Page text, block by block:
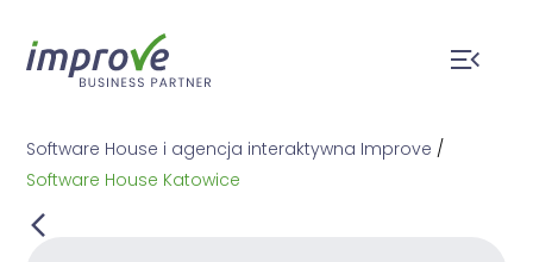
Software House i agencja interaktywna Improve /
Software House Katowice